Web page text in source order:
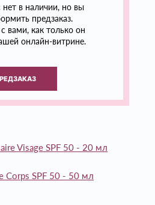
нет в наличии, но вы
предзаказ.
вами, как только он
онлайн-витрине.
Visage SPF 50 - 20 мл
Corps SPF 50 - 50 мл